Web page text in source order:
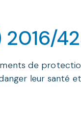
2016/
de
leur santé